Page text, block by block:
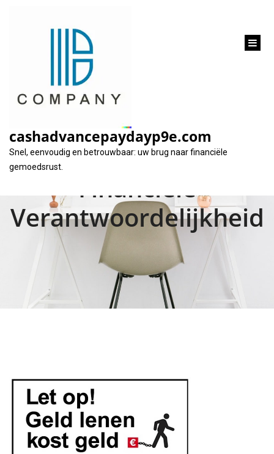
cashadvancepaydayp9e.com
Snel, eenvoudig en betrouwbaar: uw brug naar financiële
gemoedsrust.
Geld Lenen Kost Ook
Geld: Belangrijke
Herinnering aan
Financiële
Verantwoordelijkheid